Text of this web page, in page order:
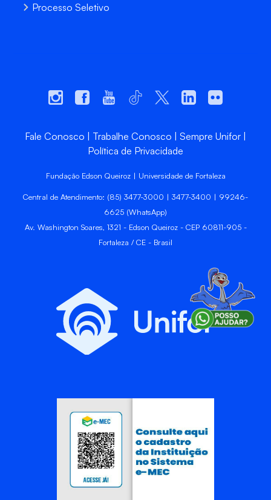
Processo Seletivo
Fale Conosco Trabalhe Conosco
Sempre Unifor
Política de Privacidade
Fundação Edson Queiroz | Universidade de Fortaleza
Central de Atendimento: (85) 3477-3000 | 3477-3400 | 99246-
6625 (WhatsApp)
Av. Washington Soares, 1321 - Edson Queiroz - CEP 60811-905 -
Fortaleza / CE - Brasil